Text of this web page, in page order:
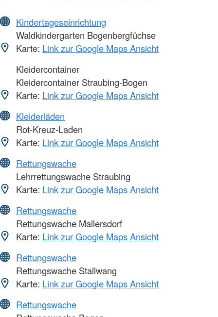
Kindertageseinrichtung
Waldkindergarten Bogenbergfüchse
Karte: Link zur Google Maps Ansicht
Kleidercontainer
Kleidercontainer Straubing-Bogen
Karte: Link zur Google Maps Ansicht
Kleiderläden
Rot-Kreuz-Laden
Karte: Link zur Google Maps Ansicht
Rettungswache
Lehrrettungswache Straubing
Karte: Link zur Google Maps Ansicht
Rettungswache
Rettungswache Mallersdorf
Karte: Link zur Google Maps Ansicht
Rettungswache
Rettungswache Stallwang
Karte: Link zur Google Maps Ansicht
Rettungswache